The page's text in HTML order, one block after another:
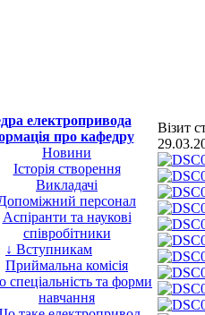
електропривода
про кафедру
Новини
Історія створення
Викладачі
персонал
Аспіранти та наукові
співробітники
↓ Вступникам
Приймальна комісія
спеціальність та форми
навчання
Візит